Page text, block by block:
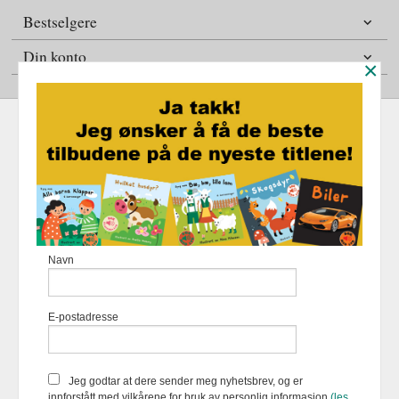
Bestselgere
Din konto
Kjøpsbetingelser Sikkerhet og personvern
Nyhetsbrev
Foretaksregisteret 883 957 652
du får en bedre kjøpsopplevelse og
bruker cookies hovedsaklig til å
hva du har puttet i handlekurven
×
Navn
E-postadresse
Jeg godtar at dere sender meg nyhetsbrev, og er